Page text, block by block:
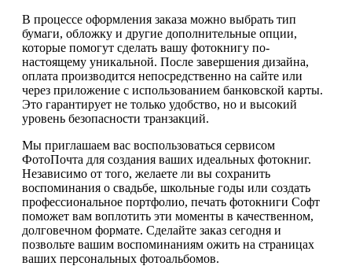
В процессе оформления заказа можно выбрать тип
бумаги, обложку и другие дополнительные опции,
которые помогут сделать вашу фотокнигу по-
настоящему уникальной. После завершения дизайна,
оплата производится непосредственно на сайте или
через приложение с использованием банковской карты.
Это гарантирует не только удобство, но и высокий
уровень безопасности транзакций.
Мы приглашаем вас воспользоваться сервисом
ФотоПочта для создания ваших идеальных фотокниг.
Независимо от того, желаете ли вы сохранить
воспоминания о свадьбе, школьные годы или создать
профессиональное портфолио, печать фотокниги Софт
поможет вам воплотить эти моменты в качественном,
долговечном формате. Сделайте заказ сегодня и
позвольте вашим воспоминаниям ожить на страницах
ваших персональных фотоальбомов.